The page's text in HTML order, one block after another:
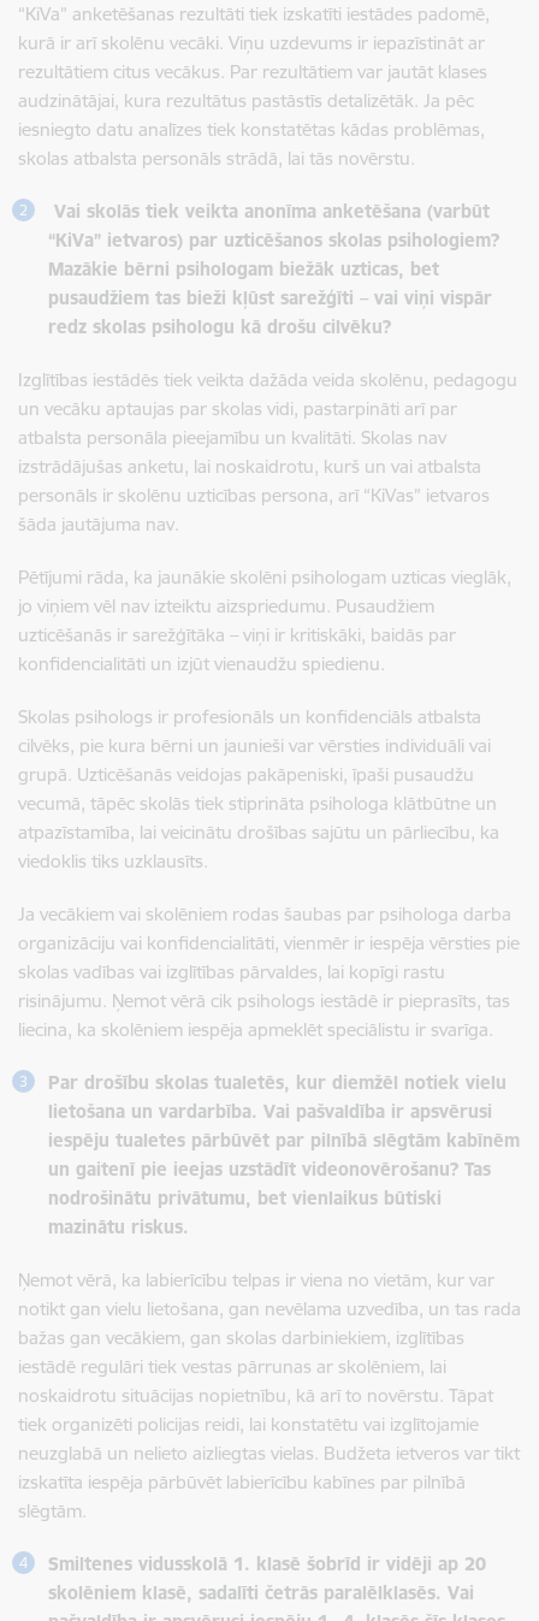
“KiVa” anketēšanas rezultāti tiek izskatīti iestādes padomē,
kurā ir arī skolēnu vecāki. Viņu uzdevums ir iepazīstināt ar
rezultātiem citus vecākus. Par rezultātiem var jautāt klases
audzinātājai, kura rezultātus pastāstīs detalizētāk. Ja pēc
iesniegto datu analīzes tiek konstatētas kādas problēmas,
skolas atbalsta personāls strādā, lai tās novērstu.
Vai skolās tiek veikta anonīma anketēšana (varbūt
“KiVa” ietvaros) par uzticēšanos skolas psihologiem?
Mazākie bērni psihologam biežāk uzticas, bet
pusaudžiem tas bieži kļūst sarežģīti – vai viņi vispār
redz skolas psihologu kā drošu cilvēku?
Izglītības iestādēs tiek veikta dažāda veida skolēnu, pedagogu
un vecāku aptaujas par skolas vidi, pastarpināti arī par
atbalsta personāla pieejamību un kvalitāti. Skolas nav
izstrādājušas anketu, lai noskaidrotu, kurš un vai atbalsta
personāls ir skolēnu uzticības persona, arī “KiVas” ietvaros
šāda jautājuma nav.
Pētījumi rāda, ka jaunākie skolēni psihologam uzticas vieglāk,
jo viņiem vēl nav izteiktu aizspriedumu. Pusaudžiem
uzticēšanās ir sarežģītāka – viņi ir kritiskāki, baidās par
konfidencialitāti un izjūt vienaudžu spiedienu.
Skolas psihologs ir profesionāls un konfidenciāls atbalsta
cilvēks, pie kura bērni un jaunieši var vērsties individuāli vai
grupā. Uzticēšanās veidojas pakāpeniski, īpaši pusaudžu
vecumā, tāpēc skolās tiek stiprināta psihologa klātbūtne un
atpazīstamība, lai veicinātu drošības sajūtu un pārliecību, ka
viedoklis tiks uzklausīts.
Ja vecākiem vai skolēniem rodas šaubas par psihologa darba
organizāciju vai konfidencialitāti, vienmēr ir iespēja vērsties pie
skolas vadības vai izglītības pārvaldes, lai kopīgi rastu
risinājumu. Ņemot vērā cik psihologs iestādē ir pieprasīts, tas
liecina, ka skolēniem iespēja apmeklēt speciālistu ir svarīga.
Par drošību skolas tualetēs, kur diemžēl notiek vielu
lietošana un vardarbība. Vai pašvaldība ir apsvērusi
iespēju tualetes pārbūvēt par pilnībā slēgtām kabīnēm
un gaitenī pie ieejas uzstādīt videonovērošanu? Tas
nodrošinātu privātumu, bet vienlaikus būtiski
mazinātu riskus.
Ņemot vērā, ka labierīcību telpas ir viena no vietām, kur var
notikt gan vielu lietošana, gan nevēlama uzvedība, un tas rada
bažas gan vecākiem, gan skolas darbiniekiem, izglītības
iestādē regulāri tiek vestas pārrunas ar skolēniem, lai
noskaidrotu situācijas nopietnību, kā arī to novērstu. Tāpat
tiek organizēti policijas reidi, lai konstatētu vai izglītojamie
neuzglabā un nelieto aizliegtas vielas. Budžeta ietveros var tikt
izskatīta iespēja pārbūvēt labierīcību kabīnes par pilnībā
slēgtām.
Smiltenes vidusskolā 1. klasē šobrīd ir vidēji ap 20
skolēniem klasē, sadalīti četrās paralēlklasēs. Vai